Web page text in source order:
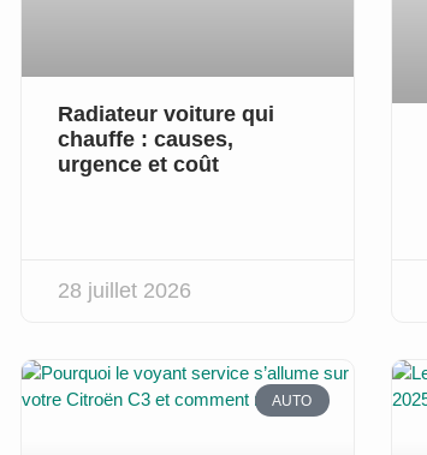
Radiateur voiture qui
chauffe : causes,
urgence et coût
28 juillet 2026
AUTO